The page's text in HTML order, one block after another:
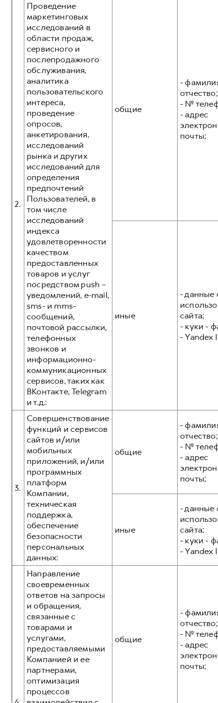
2.
Проведение
маркетинговых
исследований в
области продаж,
сервисного и
послепродажного
обслуживания,
аналитика
пользовательского
интереса,
проведение
опросов,
анкетирования,
исследований
рынка и других
исследований для
определения
предпочтений
Пользователей, в
том числе
исследований
индекса
удовлетворенности
качеством
предоставленных
товаров и услуг
посредством push –
уведомлений, e-mail,
sms- и mms-
сообщений,
почтовой рассылки,
телефонных
звонков и
информационно-
коммуникационных
сервисов, таких как
ВКонтакте, Telegram
и т.д.:
общие
-
отчество;
- №
- адрес
почты;
иные
- данные
сайта;
- куки -
- Yandex
3.
Совершенствование
функций и сервисов
сайтов и/или
мобильных
приложений, и/или
программных
платформ
Компании,
техническая
поддержка,
обеспечение
безопасности
персональных
данных:
общие
-
отчество;
- №
- адрес
почты;
иные
- данные
сайта;
- куки -
- Yandex
Направление
своевременных
ответов на запросы
и обращения,
связанные с
товарами и
услугами,
предоставляемыми
Компанией и ее
партнерами,
оптимизация
процессов
общие
-
отчество;
- №
- адрес
почты;